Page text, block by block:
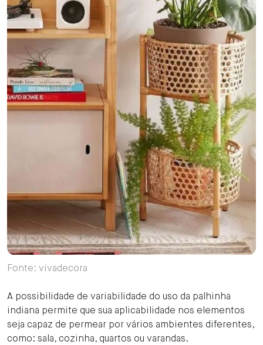
Fonte: vivadecora
A possibilidade de variabilidade do uso da palhinha
indiana permite que sua aplicabilidade nos elementos
seja capaz de permear por vários ambientes diferentes,
como: sala, cozinha, quartos ou varandas.